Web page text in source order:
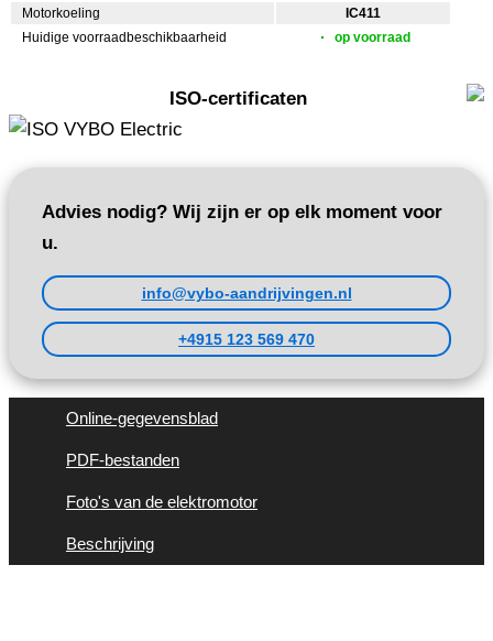
Motorkoeling
IC411
Huidige voorraadbeschikbaarheid
op voorraad
ISO-certificaten
Advies nodig? Wij zijn er op elk moment voor
u.
info@vybo-aandrijvingen.nl
+4915 123 569 470
Online-gegevensblad
PDF-bestanden
Foto's van de elektromotor
Beschrijving